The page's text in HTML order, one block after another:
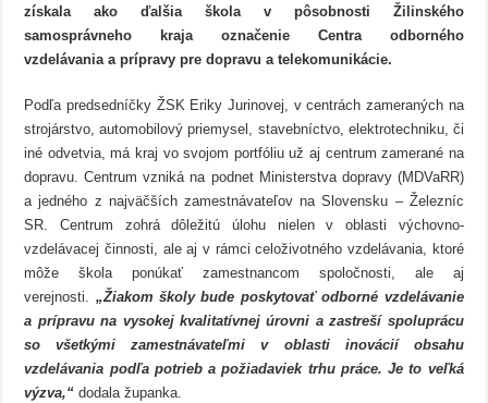
už
dvanáste
centrum
odborného
vzdelávania
získala ako ďalšia škola v pôsobnosti Žilinského
samosprávneho kraja označenie Centra odborného
vzdelávania a prípravy pre dopravu a telekomunikácie.
Podľa predsedníčky ŽSK Eriky Jurinovej, v centrách zameraných na
strojárstvo, automobilový priemysel, stavebníctvo, elektrotechniku, či
iné odvetvia, má kraj vo svojom portfóliu už aj centrum zamerané na
dopravu. Centrum vzniká na podnet Ministerstva dopravy (MDVaRR)
a jedného z najväčších zamestnávateľov na Slovensku – Železníc
SR. Centrum zohrá dôležitú úlohu nielen v oblasti výchovno-
vzdelávacej činnosti, ale aj v rámci celoživotného vzdelávania, ktoré
môže škola ponúkať zamestnancom spoločnosti, ale aj
verejnosti. „Žiakom školy bude poskytovať odborné vzdelávanie
a prípravu na vysokej kvalitatívnej úrovni a zastreší spoluprácu
so všetkými zamestnávateľmi v oblasti inovácií obsahu
vzdelávania podľa potrieb a požiadaviek trhu práce. Je to veľká
výzva,“ dodala županka.